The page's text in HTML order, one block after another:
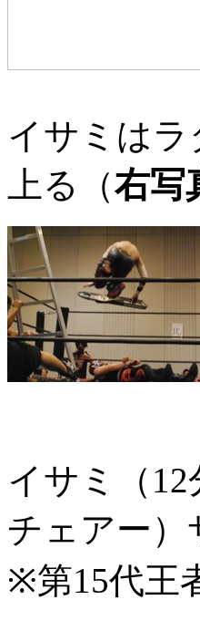
イサミは
上る（右写
イサミ（
チェアー）
※第15代王